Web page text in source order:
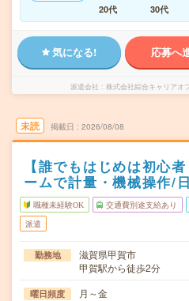
20代
30代
気になる! 応募へ
派遣会社 株式会社綜合キャリアオ
未読 掲載日 2026/08/08
【誰でもはじめは初心
ームで計量・機械操作/
職種未経験OK 交通費別途支給あり
派遣
勤務地
滋賀県甲賀市
甲賀駅から徒歩2分
曜日頻度 月～金